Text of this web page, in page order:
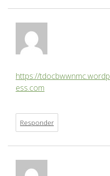
https://
ess.com
Responder